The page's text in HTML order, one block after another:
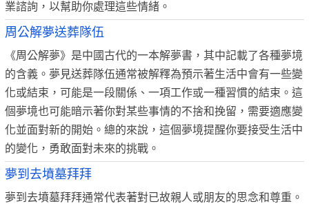
業諮詢，以幫助你處理這些情緒。
周公解夢送葬隊伍
《周公解夢》是中國古代的一本解夢書，其中記載了各種夢境
的含義。夢見送葬隊伍通常被解釋為預示著生活中會有一些變
化或結束，可能是一段關係、一項工作或一種習慣的結束。這
個夢境也可能暗示著你對某些事情的不捨和挽留，需要適應變
化並面對新的開始。總的來說，這個夢境提醒你要接受生活中
的變化，勇敢面對未來的挑戰。
夢到去墳墓拜拜
夢到去墳墓拜拜通常代表著對已故親人或朋友的思念和尊重。